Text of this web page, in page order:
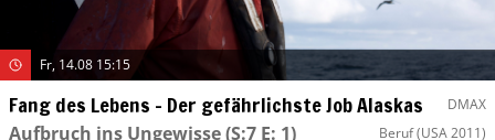
Fr, 14.08 15:15
Fang des Lebens – Der gefährlichste Job Alaskas DMAX
Aufbruch ins Ungewisse(S:7 E: 1) Beruf(USA 2011)